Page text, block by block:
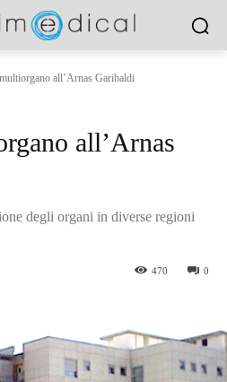
all’Arnas Garibaldi
all’Arnas
degli organi in diverse regioni
0
470